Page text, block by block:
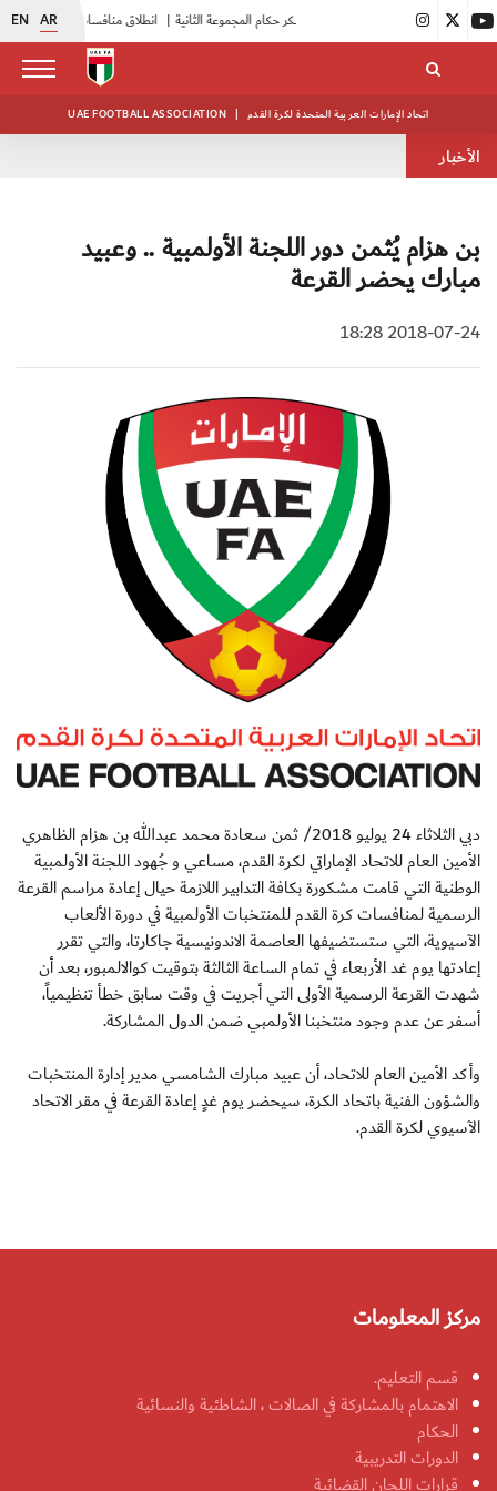
EN AR انطلاق منافسات بطولة النخبة لحرس الرئاسة |
UAE FOOTBALL ASSOCIATION | اتحاد الإمارات العربية المتحدة لكرة القدم
الأخبار
بن هزام يُثمن دور اللجنة الأولمبية .. وعبيد
مبارك يحضر القرعة
2018-07-24 18:28
دبي الثلاثاء 24 يوليو 2018/ ثمن سعادة محمد عبدالله بن هزام الظاهري
الأمين العام للاتحاد الإماراتي لكرة القدم، مساعي و جُهود اللجنة الأولمبية
الوطنية التي قامت مشكورة بكافة التدابير اللازمة حيال إعادة مراسم القرعة
الرسمية لمنافسات كرة القدم للمنتخبات الأولمبية في دورة الألعاب
الآسيوية، التي ستستضيفها العاصمة الاندونيسية جاكارتا، والتي تقرر
إعادتها يوم غد الأربعاء في تمام الساعة الثالثة بتوقيت كوالالمبور، بعد أن
شهدت القرعة الرسمية الأولى التي أجريت في وقت سابق خطأ تنظيمياً،
أسفر عن عدم وجود منتخبنا الأولمبي ضمن الدول المشاركة.
وأكد الأمين العام للاتحاد، أن عبيد مبارك الشامسي مدير إدارة المنتخبات
والشؤون الفنية باتحاد الكرة، سيحضر يوم غدٍ إعادة القرعة في مقر الاتحاد
الآسيوي لكرة القدم.
مركز المعلومات
قسم التعليم.
الاهتمام بالمشاركة في الصالات ، الشاطئية والنسائية
الحكام
الدورات التدريبية
قرارات اللجان القضائية